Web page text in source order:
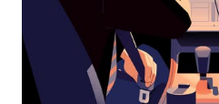
agenda
te
sluiten.